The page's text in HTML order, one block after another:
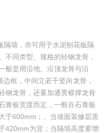
墙，亦可用于水泥刨花板隔
不同类型、规格的轻钢龙骨，
般是用沿地、沿顶龙骨与沿
框，中间立若干竖向龙骨，
钢龙骨，还要加通贯横撑龙骨
膏板宽度而定，一般在石膏板
于600mm；、当墙面装修层质
420mm为宜；当隔墙高度要增